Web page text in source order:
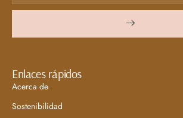
Enlaces rápidos
Acerca de
Sostenibilidad